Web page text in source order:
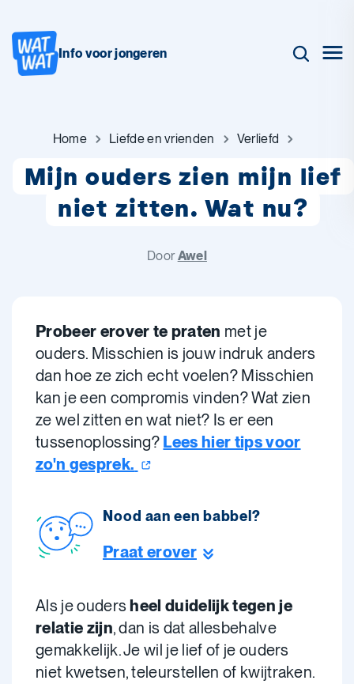
Info voor jongeren
Home Liefde en vrienden Verliefd
Mijn ouders zien mijn lief
niet zitten. Wat nu?
DoorAwel
Probeer erover te praten met je
ouders. Misschien is jouw indruk anders
dan hoe ze zich echt voelen? Misschien
kan je een compromis vinden? Wat zien
ze wel zitten en wat niet? Is er een
tussenoplossing? Lees hier tips voor
zo'n gesprek.
Nood aan een babbel?
Praat erover
Als je ouders heel duidelijk tegen je
relatie zijn, dan is dat allesbehalve
gemakkelijk. Je wil je lief of je ouders
niet kwetsen, teleurstellen of kwijtraken.